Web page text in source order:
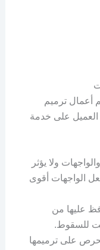
أعمال ترميم
على خدمة
ولا يؤثر
الواجهات أقوى
عليها من
للسقوط.
على ترميمها